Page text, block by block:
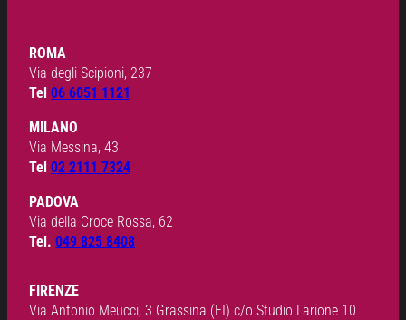
ROMA
Via degli Scipioni, 237
Tel 06 6051 1121
MILANO
Via Messina, 43
Tel 02 2111 7324
PADOVA
Via della Croce Rossa, 62
Tel. 049 825 8408
FIRENZE
Via Antonio Meucci, 3 Grassina (FI) c/o Studio Larione 10